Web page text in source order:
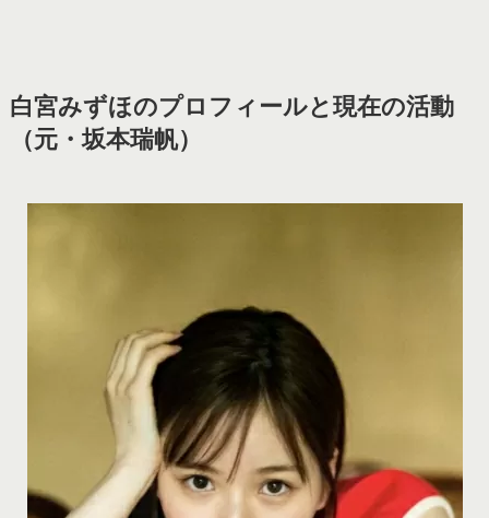
白宮みずほのプロフィールと現在の活動
（元・坂本瑞帆）